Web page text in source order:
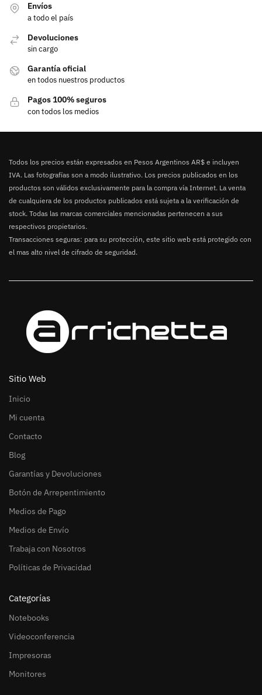
Envíos
a todo el país
Devoluciones
sin cargo
Garantía oficial
en todos nuestros productos
Pagos 100% seguros
con todos los medios
Todos los precios están expresados en Pesos Argentinos AR$ e incluyen
IVA. Las fotografías son a modo ilustrativo. Los precios publicados en los
productos son válidos exclusivamente para la compra vía Internet. La venta
de cualquiera de los productos publicados está sujeta a la verificación de
stock. Todas las marcas comerciales mencionadas pertenecen a sus
respectivos propietarios.
Transacciones seguras: para su protección, este sitio web está protegido con
el mas alto nivel de cifrado de seguridad.
Sitio Web
Inicio
Mi cuenta
Contacto
Blog
Garantías y Devoluciones
Botón de Arrepentimiento
Medios de Pago
Medios de Envío
Trabaja con Nosotros
Políticas de Privacidad
Categorías
Notebooks
Videoconferencia
Impresoras
Monitores